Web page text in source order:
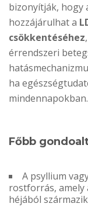
bizonyítják, hogy
hozzájárulhat a
csökkentéséhez
érrendszeri
ha
mindennapokban.
Főbb
A psyllium
rostforrás, amely
héjából